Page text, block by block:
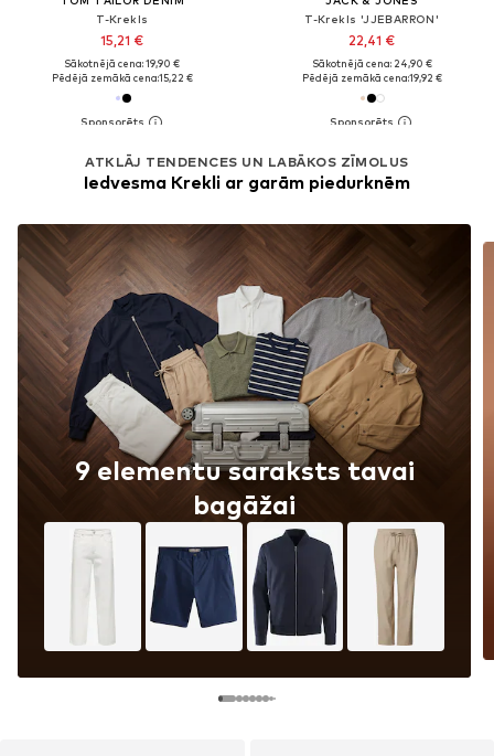
T-Krekls
15,21 €
Sākotnējā cena: 19,90 €
Pēdējā zemākā cena:15,22 €
T-Krekls 'JJEBARRON'
22,41 €
Sākotnējā cena: 24,90 €
Pēdējā zemākā cena:19,92 €
ATKLĀJ TENDENCES UN LABĀKOS ZĪMOLUS
Iedvesma Krekli ar garām piedurknēm
9 elementu saraksts tavai
bagāžai